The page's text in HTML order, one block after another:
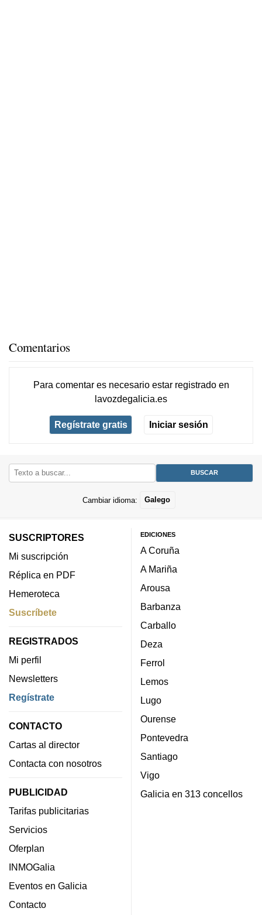
Comentarios
Para comentar es necesario estar registradoen
lavozdegalicia.es
Regístrate gratis Iniciar sesión
Cambiar idioma: Galego
SUSCRIPTORES
Mi suscripción
Réplica en PDF
Hemeroteca
Suscríbete
REGISTRADOS
Mi perfil
Newsletters
Regístrate
CONTACTO
Cartas al director
Contacta con nosotros
PUBLICIDAD
Tarifas publicitarias
Servicios
Oferplan
INMOGalia
Eventos en Galicia
Contacto
EDICIONES
A Coruña
A Mariña
Arousa
Barbanza
Carballo
Deza
Ferrol
Lemos
Lugo
Ourense
Pontevedra
Santiago
Vigo
Galicia en 313 concellos